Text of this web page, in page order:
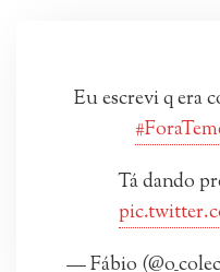
Eu escrevi q era
Tá dando
— Fábio